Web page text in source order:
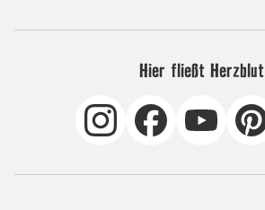
Hier fließt Herzblut